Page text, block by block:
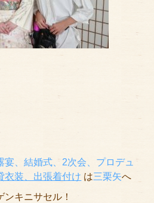
宴、結婚式、2次会、プロデュ
衣装 、出張着付け は三栗矢へ
キニサセル！